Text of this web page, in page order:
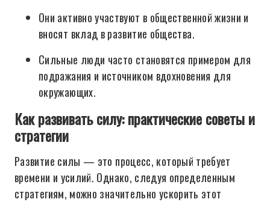
Они активно участвуют в общественной жизни и
вносят вклад в развитие общества.
Сильные люди часто становятся примером для
подражания и источником вдохновения для
окружающих.
Как развивать силу: практические советы и
стратегии
Развитие силы — это процесс, который требует
времени и усилий. Однако, следуя определенным
стратегиям, можно значительно ускорить этот